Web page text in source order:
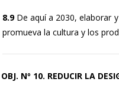
8.9De aquí a 2030, elaborar
promueva la cultura y los
OBJ. Nº 10. REDUCIR LA